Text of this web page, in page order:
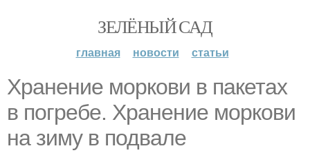
ЗЕЛЁНЫЙ САД
главная новости статьи
Хранение моркови в пакетах
в погребе. Хранение моркови
на зиму в подвале